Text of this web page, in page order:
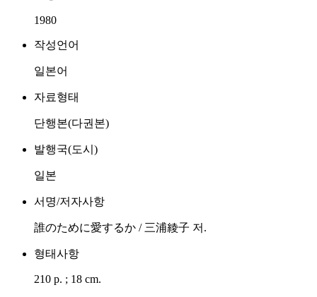
1980
작성언어
일본어
자료형태
단행본(다권본)
발행국(도시)
일본
서명/저자사항
誰のために愛するか / 三浦綾子 저.
형태사항
210 p. ; 18 cm.